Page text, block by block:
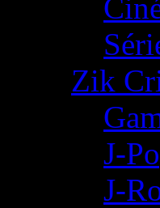
Zik
J-
J-